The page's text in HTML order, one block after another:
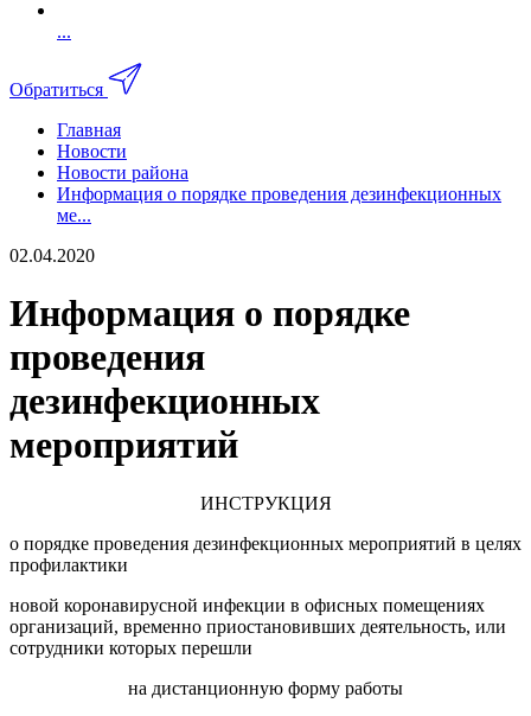
...
Обратиться
Главная
Новости
Новости района
Информация о порядке проведения дезинфекционных
ме...
02.04.2020
Информация о порядке
проведения
дезинфекционных
мероприятий
ИНСТРУКЦИЯ
о порядке проведения дезинфекционных мероприятий в целях
профилактики
новой коронавирусной инфекции в офисных помещениях
организаций, временно приостановивших деятельность, или
сотрудники которых перешли
на дистанционную форму работы